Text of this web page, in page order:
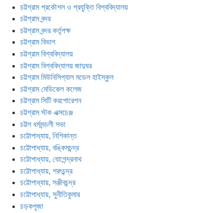
চট্টগ্রাম প্রকৌশল ও প্রযুক্তি বিশ্ববিদ্যালয়
চট্টগ্রাম বন্দর
চট্টগ্রাম বন্দর কর্তৃপক্ষ
চট্টগ্রাম বিভাগ
চট্টগ্রাম বিশ্ববিদ্যালয়
চট্টগ্রাম বিশ্ববিদ্যালয় জাদুঘর
চট্টগ্রাম মিউনিসিপ্যাল মডেল হাইস্কুল
চট্টগ্রাম মেডিকেল কলেজ
চট্টগ্রাম সিটি করপোরেশন
চট্টগ্রাম স্টক এক্সচেঞ্জ
চট্টল ধর্মমন্ডলী সভা
চট্টোপাধ্যায়, নিশিকান্ত
চট্টোপাধ্যায়, বঙ্কিমচন্দ্র
চট্টোপাধ্যায়, যোগেন্দ্রনাথ
চট্টোপাধ্যায়, শরৎচন্দ্র
চট্টোপাধ্যায়, সঞ্জীবচন্দ্র
চট্টোপাধ্যায়, সুনীতিকুমার
চড়কপূজা